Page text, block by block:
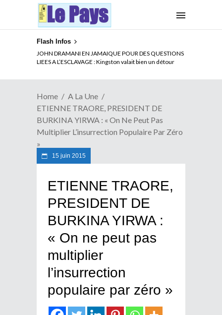
Flash Infos
JOHN DRAMANI EN JAMAIQUE POUR DES QUESTIONS
LIEES A L’ESCLAVAGE : Kingston valait bien un détour
ELECTION DE TALON A LA TETE DU SENAT BENINOIS :
Quand Patrice quitte le pouvoir sans partir !
Home
A La Une
ETIENNE TRAORE, PRESIDENT DE
BURKINA YIRWA : « On Ne Peut Pas
Multiplier L’insurrection Populaire Par Zéro
»
15 juin 2015
ETIENNE TRAORE,
PRESIDENT DE
BURKINA YIRWA :
« On ne peut pas
multiplier
l’insurrection
populaire par zéro »